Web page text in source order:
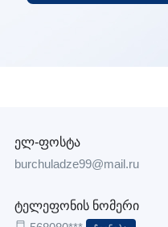
ელ-ფოსტა
burchuladze99@mail.ru
ტელეფონის ნომერი